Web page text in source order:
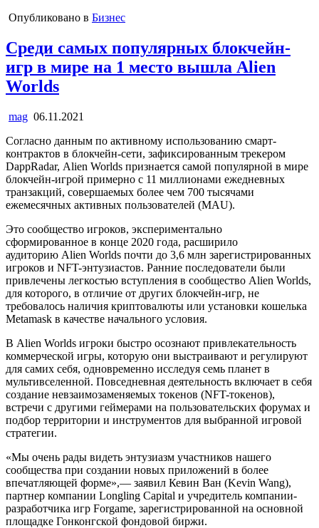
Опубликовано в Бизнес
Среди самых популярных блокчейн-
игр в мире на 1 место вышла Alien
Worlds
mag 06.11.2021
Согласно данным по активному использованию смарт-
контрактов в блокчейн-сети, зафиксированным трекером
DappRadar, Alien Worlds признается самой популярной в мире
блокчейн-игрой примерно с 11 миллионами ежедневных
транзакций, совершаемых более чем 700 тысячами
ежемесячных активных пользователей (MAU).
Это сообщество игроков, экспериментально
сформированное в конце 2020 года, расширило
аудиторию Alien Worlds почти до 3,6 млн зарегистрированных
игроков и NFT-энтузиастов. Ранние последователи были
привлечены легкостью вступления в сообщество Alien Worlds,
для которого, в отличие от других блокчейн-игр, не
требовалось наличия криптовалюты или установки кошелька
Metamask в качестве начального условия.
В Alien Worlds игроки быстро осознают привлекательность
коммерческой игры, которую они выстраивают и регулируют
для самих себя, одновременно исследуя семь планет в
мультивселенной. Повседневная деятельность включает в себя
создание невзаимозаменяемых токенов (NFT-токенов),
встречи с другими геймерами на пользовательских форумах и
подбор территории и инструментов для выбранной игровой
стратегии.
«Мы очень рады видеть энтузиазм участников нашего
сообщества при создании новых приложений в более
впечатляющей форме»,— заявил Кевин Ван (Kevin Wang),
партнер компании Longling Capital и учредитель компании-
разработчика игр Forgame, зарегистрированной на основной
площадке Гонконгской фондовой биржи.